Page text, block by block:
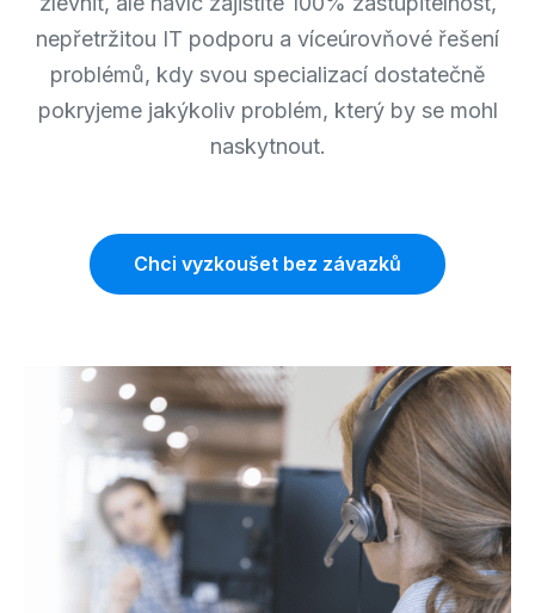
nepřetržitou IT podporu a víceúrovňové řešení
problémů, kdy svou specializací dostatečně
pokryjeme jakýkoliv problém, který by se mohl
naskytnout.
Chci vyzkoušet bez závazků